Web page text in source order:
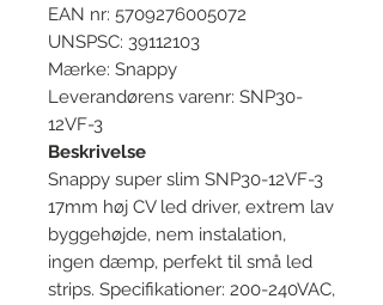
EAN nr: 5709276005072
UNSPSC: 39112103
Mærke: Snappy
Leverandørens varenr: SNP30-
12VF-3
Beskrivelse
Snappy super slim SNP30-12VF-3
17mm høj CV led driver, extrem lav
byggehøjde, nem instalation,
ingen dæmp, perfekt til små led
strips. Specifikationer: 200-240VAC,